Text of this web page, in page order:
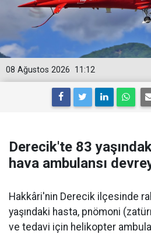
11:12
08 Ağustos 2026
Derecik'te 83
hava ambulansı
Hakkâri'nin Derecik ilçesinde
yaşındaki hasta, pnömoni
ve tedavi için helikopter